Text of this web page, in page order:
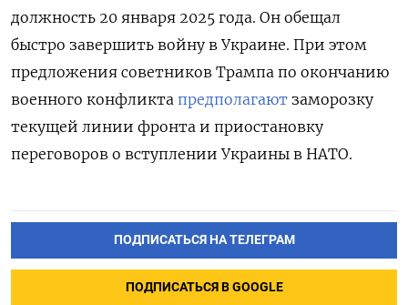
должность 20 января 2025 года. Он обещал
быстро завершить войну в Украине. При этом
предложения советников Трампа по окончанию
военного конфликта предполагают заморозку
текущей линии фронта и приостановку
переговоров о вступлении Украины в НАТО.
ПОДПИСАТЬСЯ НА ТЕЛЕГРАМ
ПОДПИСАТЬСЯ В GOOGLE